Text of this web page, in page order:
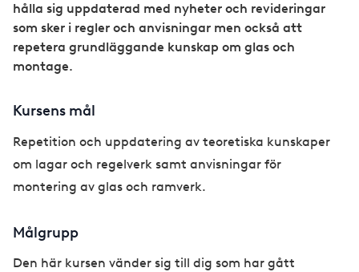
hålla sig uppdaterad med nyheter och revideringar
som sker i regler och anvisningar men också att
repetera grundläggande kunskap om glas och
montage.
Kursens mål
Repetition och uppdatering av teoretiska kunskaper
om lagar och regelverk samt anvisningar för
montering av glas och ramverk.
Målgrupp
Den här kursen vänder sig till dig som har gått